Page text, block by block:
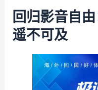
回归影音自
遥不可及